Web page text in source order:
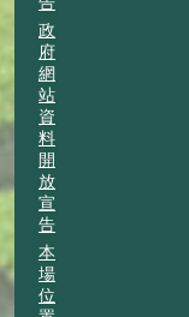
政
府
網
站
資
料
開
放
宣
告
本
場
位